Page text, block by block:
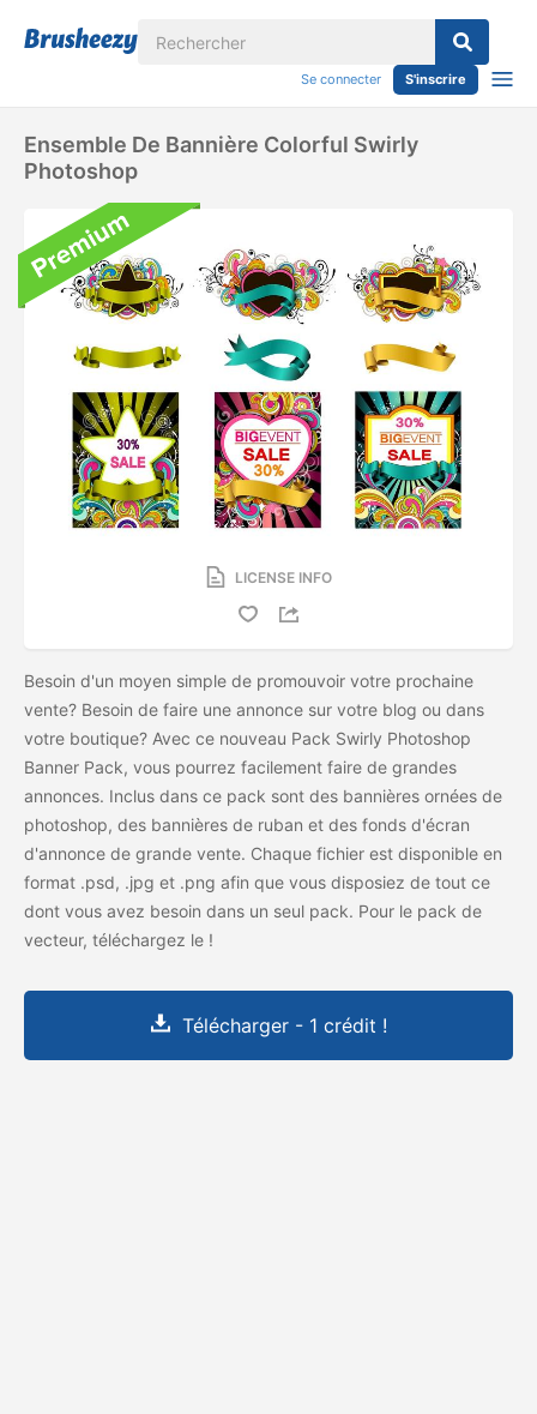
Se connecter S'inscrire
Ensemble De Bannière Colorful Swirly
Photoshop
LICENSE INFO
Besoin d'un moyen simple de promouvoir votre prochaine
vente? Besoin de faire une annonce sur votre blog ou dans
votre boutique? Avec ce nouveau Pack Swirly Photoshop
Banner Pack, vous pourrez facilement faire de grandes
annonces. Inclus dans ce pack sont des bannières ornées de
photoshop, des bannières de ruban et des fonds d'écran
d'annonce de grande vente. Chaque fichier est disponible en
format .psd, .jpg et .png afin que vous disposiez de tout ce
dont vous avez besoin dans un seul pack. Pour le pack de
vecteur, téléchargez le !
Télécharger - 1 crédit !